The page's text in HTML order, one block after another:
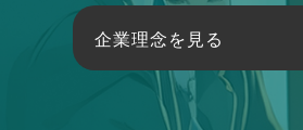
企業理念を見る